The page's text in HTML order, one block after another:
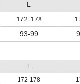
L
172-178
93-99
L
172-178